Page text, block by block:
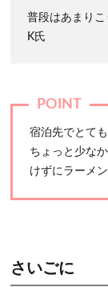
普段はあまり
K氏
宿泊先でとて
ちょっと少な
けずにラーメ
さいごに